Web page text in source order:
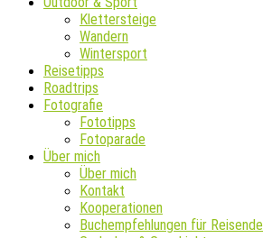
Klettersteige
Wandern
Wintersport
Reisetipps
Roadtrips
Fotografie
Fototipps
Fotoparade
Über mich
Über mich
Kontakt
Kooperationen
Buchempfehlungen für Reisende